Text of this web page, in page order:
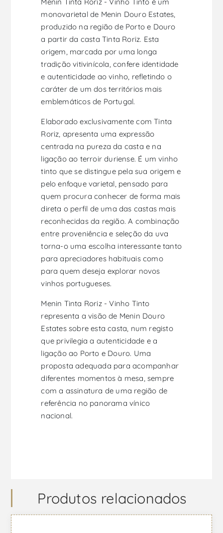
monovarietal de Menin Douro Estates,
produzido na região de Porto e Douro
a partir da casta Tinta Roriz. Esta
origem, marcada por uma longa
tradição vitivinícola, confere identidade
e autenticidade ao vinho, refletindo o
caráter de um dos territórios mais
emblemáticos de Portugal.
Elaborado exclusivamente com Tinta
Roriz, apresenta uma expressão
centrada na pureza da casta e na
ligação ao terroir duriense. É um vinho
tinto que se distingue pela sua origem e
pelo enfoque varietal, pensado para
quem procura conhecer de forma mais
direta o perfil de uma das castas mais
reconhecidas da região. A combinação
entre proveniência e seleção da uva
torna-o uma escolha interessante tanto
para apreciadores habituais como
para quem deseja explorar novos
vinhos portugueses.
Menin Tinta Roriz - Vinho Tinto
representa a visão de Menin Douro
Estates sobre esta casta, num registo
que privilegia a autenticidade e a
ligação ao Porto e Douro. Uma
proposta adequada para acompanhar
diferentes momentos à mesa, sempre
com a assinatura de uma região de
referência no panorama vínico
nacional.
Produtos relacionados